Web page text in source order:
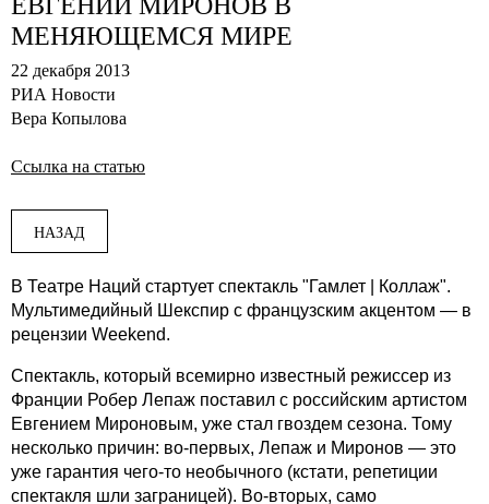
МЕНЯЮЩЕМСЯ МИРЕ
22 декабря 2013
РИА Новости
Вера Копылова
Ссылка на статью
НАЗАД
В Театре Наций стартует спектакль "Гамлет | Коллаж".
Мультимедийный Шекспир с французским акцентом — в
рецензии Weekend.
Спектакль, который всемирно известный режиссер из
Франции Робер Лепаж поставил с российским артистом
Евгением Мироновым, уже стал гвоздем сезона. Тому
несколько причин: во-первых, Лепаж и Миронов — это
уже гарантия чего-то необычного (кстати, репетиции
спектакля шли заграницей). Во-вторых, само